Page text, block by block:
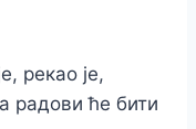
рекао је,
радови ће бити